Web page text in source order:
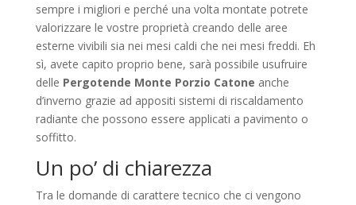
sempre i migliori e perché una volta montate potrete
valorizzare le vostre proprietà creando delle aree
esterne vivibili sia nei mesi caldi che nei mesi freddi. Eh
sì, avete capito proprio bene, sarà possibile usufruire
delle Pergotende Monte Porzio Catone anche
d’inverno grazie ad appositi sistemi di riscaldamento
radiante che possono essere applicati a pavimento o
soffitto.
Un po’ di chiarezza
Tra le domande di carattere tecnico che ci vengono